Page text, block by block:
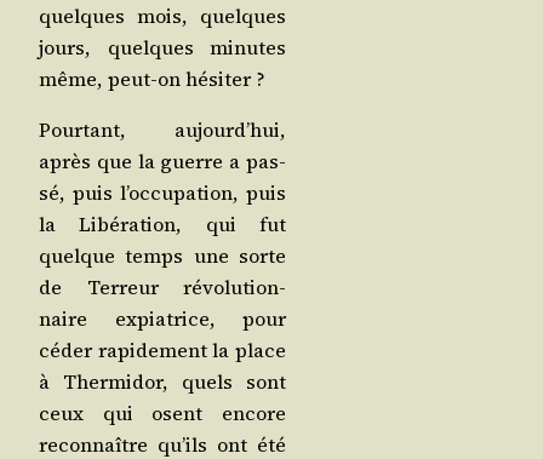
quelques mois, quelques
jours, quelques minutes
même, peut-on hésiter ?
Pour­tant, aujourd’­hui,
après que la guerre a pas­
sé, puis l’oc­cu­pa­tion, puis
la Libé­ra­tion, qui fut
quelque temps une sorte
de Ter­reur révo­lu­tion­
naire expia­trice, pour
céder rapi­de­ment la place
à Ther­mi­dor, quels sont
ceux qui osent encore
recon­naître qu’ils ont été